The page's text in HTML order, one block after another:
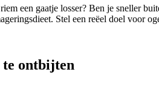
een gaatje losser? Ben je sneller
Stel een reëel doel voor
te ontbijten